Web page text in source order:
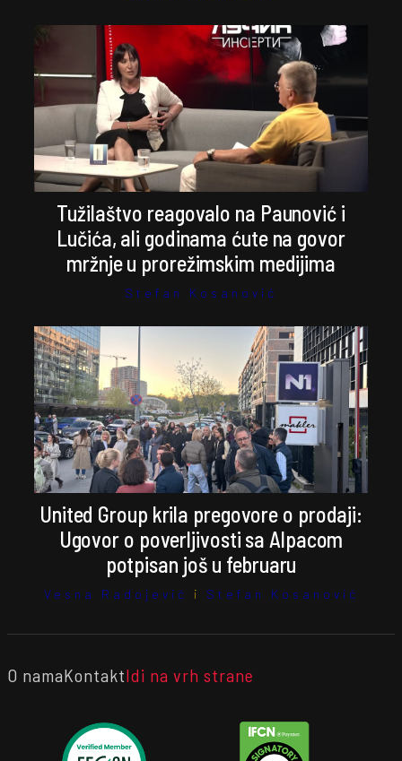
Tužilaštvo reagovalo na Paunović i
Lučića, ali godinama ćute na govor
mržnje u prorežimskim medijima
Stefan Kosanović
United Group krila pregovore o prodaji:
Ugovor o poverljivosti sa Alpacom
potpisan još u februaru
Vesna Radojević i Stefan Kosanović
O namaKontaktIdi na vrh strane